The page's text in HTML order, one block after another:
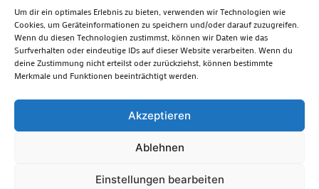
Um dir ein optimales Erlebnis zu bieten, verwenden wir Technologien wie
Cookies, um Geräteinformationen zu speichern und/oder darauf zuzugreifen.
Wenn du diesen Technologien zustimmst, können wir Daten wie das
Surfverhalten oder eindeutige IDs auf dieser Website verarbeiten. Wenn du
deine Zustimmung nicht erteilst oder zurückziehst, können bestimmte
Merkmale und Funktionen beeinträchtigt werden.
Akzeptieren
Ablehnen
Einstellungen bearbeiten
FAHRRAD
FLOHMARKT FOLK GEWINNSPIEL
HITZE
HITZEFALLE AUTO
IRISH DANCE JAZZ
KABARETT
KINDER
KIRMES KLASSIK
KLEINE SUHLER REIHE
KRIMI
KULTUR LESUNG LOTTO
MEININGEN
PARASITEN
PILZE SCHLEUSINGEN
SCHULWEG
SOMMERFERIEN
SPORT SRH
STADTFEST
STADTMARKETING
STRASSENSPERRUNG
SUHL
SUHLER FRÜHLING
SUHLER STADTMARKETING
THÜRINGER WALD
ZELLA-MEHLIS
(c) Rhön-Rennsteig-Verlag 2024. Alle Rechte vorbehalten.